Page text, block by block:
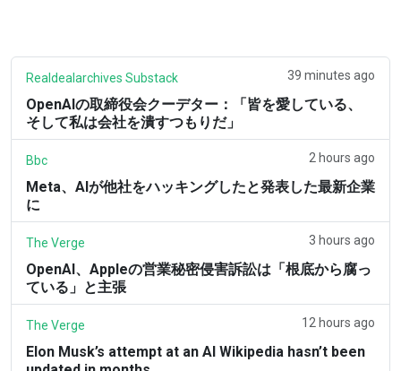
Realdealarchives Substack 39 minutes ago
OpenAIの取締役会クーデター：「皆を愛している、
そして私は会社を潰すつもりだ」
Bbc 2 hours ago
Meta、AIが他社をハッキングしたと発表した最新企業
に
The Verge 3 hours ago
OpenAI、Appleの営業秘密侵害訴訟は「根底から腐っ
ている」と主張
The Verge 12 hours ago
Elon Musk’s attempt at an AI Wikipedia hasn’t been